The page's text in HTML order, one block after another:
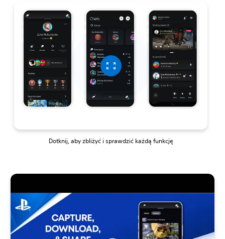
Dotknij, aby zbliżyć i sprawdzić każdą funkcję